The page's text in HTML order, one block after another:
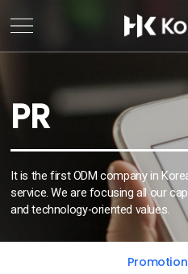
PR
It is the first ODM company in
service. We are focusing all our
and technology-oriented values.